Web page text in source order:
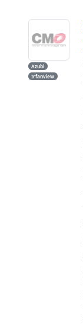
Azubi
Irfanview